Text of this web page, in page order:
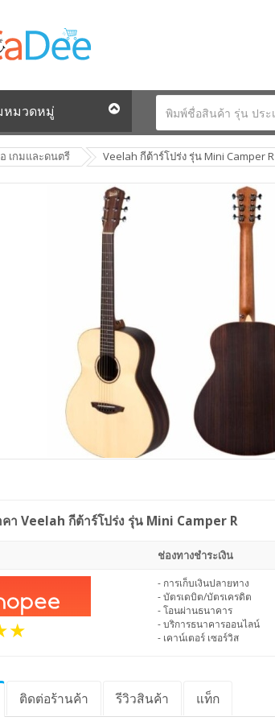
หมวดหมู่
เกมและดนตรี Veelah กีต้าร์โปร่ง รุ่น Mini Camper R
คา Veelah กีต้าร์โปร่ง รุ่น Mini Camper R
ช่องทางชำระเงิน
- การเก็บเงินปลายทาง
- บัตรเดบิต/บัตรเครดิต
- โอนผ่านธนาคาร
- บริการธนาคารออนไลน์
- เคาน์เตอร์ เซอร์วิส
ติดต่อร้านค้า รีวิวสินค้า แท็ก